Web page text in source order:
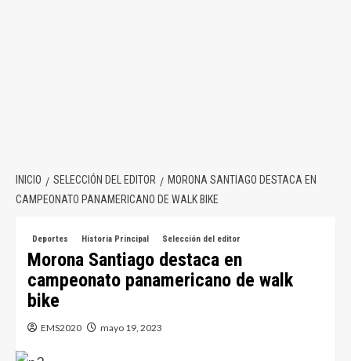
INICIO SELECCIÓN DEL EDITOR
MORONA SANTIAGO DESTACA EN
CAMPEONATO PANAMERICANO DE WALK BIKE
Deportes Historia Principal Selección del editor
Morona Santiago destaca en
campeonato panamericano de walk
bike
EMS2020 mayo 19, 2023